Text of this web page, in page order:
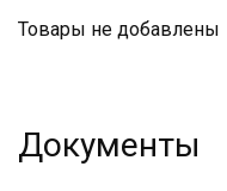
Товары не добавлены
Документы